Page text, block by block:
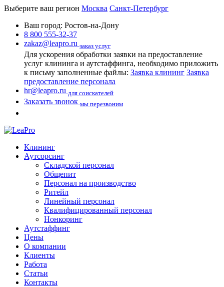
Выберите ваш регион Москва Санкт-Петербург
Ваш город: Ростов-на-Дону
8 800 555-32-37
zakaz@leapro.ru заказ услуг
Для ускорения обработки заявки на предоставление
услуг клининга и аутстаффинга, необходимо приложить
к письму заполненные файлы: Заявка клининг Заявка
предоставление персонала
hr@leapro.ru для соискателей
Заказать звонок мы перезвоним
Клининг
Аутсорсинг
Складской персонал
Общепит
Персонал на производство
Ритейл
Линейный персонал
Квалифицированный персонал
Нонкоринг
Аутстаффинг
Цены
О компании
Клиенты
Работа
Статьи
Контакты